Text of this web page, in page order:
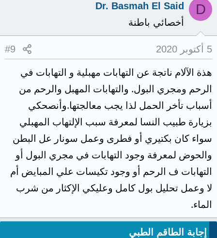
D
Dr. Basmah El Said
أخصائي باطنة
5 أكتوبر 2020 #9
هذة الآلام ناتجة عن التهابات مهبلية و التهابات في
الرحم ومجري البول. والتهابات المهبل والرحم من
أسباب تأخر الحمل لذا يجب معالجتها.وأنصحكي
بزيارة طبيب النسا لمعرفة سبب الإلتهاب المهبلي
سواء كان بكتيري أو فطرى وعمل سونار عل البطن
والحوض لمعرفة وجود التهابات في مجري البول أو
التهابات ف الرحم أو وجود تكيسات علي المبايض أم
لا وعمل تحليل بول كامل وعليكي الإكثار من شرب
الماء.
إجابة الطاقم الطبي